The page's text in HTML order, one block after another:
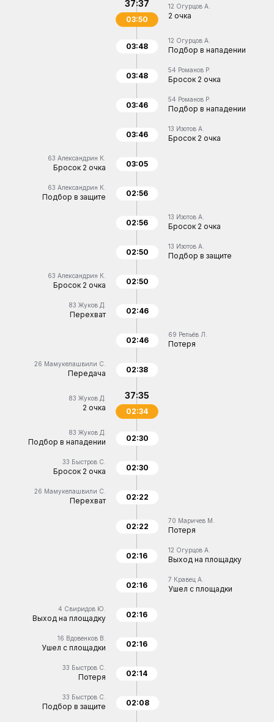
12 Огурцов А.
2 очка
37:37
03:50
12 Огурцов А.
Подбор в нападении
03:48
54 Романов Р.
Бросок 2 очка
03:48
54 Романов Р.
Подбор в нападении
03:46
13 Изотов А.
Бросок 2 очка
03:46
63 Александрин К.
Бросок 2 очка 03:05
63 Александрин К.
Подбор в защите 02:56
13 Изотов А.
Бросок 2 очка
02:56
13 Изотов А.
Подбор в защите
02:50
63 Александрин К.
Бросок 2 очка 02:50
83 Жуков Д.
Перехват 02:46
69 Репьёв Л.
Потеря
02:46
26 Мамукелашвили С.
Передача 02:38
83 Жуков Д.
2 очка
37:35
02:34
83 Жуков Д.
Подбор в нападении 02:30
33 Быстров С.
Бросок 2 очка 02:30
26 Мамукелашвили С.
Перехват 02:22
70 Маричев М.
Потеря
02:22
12 Огурцов А.
Выход на площадку
02:16
7 Кравец А.
Ушел с площадки
02:16
4 Свиридов Ю.
Выход на площадку 02:16
16 Вдовенков В.
Ушел с площадки 02:16
33 Быстров С.
Потеря 02:14
33 Быстров С.
Подбор в защите 02:08